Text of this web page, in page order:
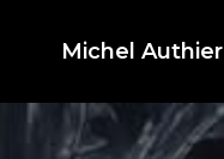
Michel Authier